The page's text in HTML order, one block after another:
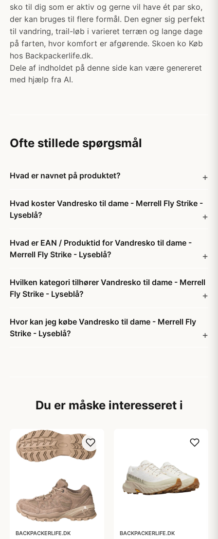
sko til dig som er aktiv og gerne vil have ét par sko,
der kan bruges til flere formål. Den egner sig perfekt
til vandring, trail-løb i varieret terræn og lange dage
på farten, hvor komfort er afgørende. Skoen ko Køb
hos Backpackerlife.dk.
Dele af indholdet på denne side kan være genereret
med hjælp fra AI.
Ofte stillede spørgsmål
Hvad er navnet på produktet?
Hvad koster Vandresko til dame - Merrell Fly Strike -
Lyseblå?
Hvad er EAN / Produktid for Vandresko til dame -
Merrell Fly Strike - Lyseblå?
Hvilken kategori tilhører Vandresko til dame - Merrell
Fly Strike - Lyseblå?
Hvor kan jeg købe Vandresko til dame - Merrell Fly
Strike - Lyseblå?
Du er måske interesseret i
BACKPACKERLIFE.DK BACKPACKERLIFE.DK